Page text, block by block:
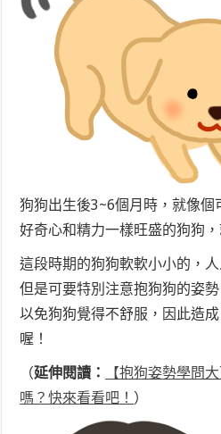
狗狗出生後3~6個月時，就像個
好奇心和精力一樣旺盛的狗狗
這段時期的狗狗軟軟小小的，
但是可要特別注意抱狗狗的姿勢
以免狗狗覺得不舒服，因此造
喔！
（延伸閱讀：
【抱狗姿勢學問
嗎？快來看看吧！ ）